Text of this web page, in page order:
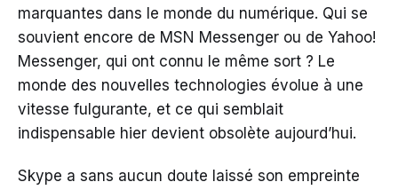
marquantes dans le monde du numérique. Qui se
souvient encore de MSN Messenger ou de Yahoo!
Messenger, qui ont connu le même sort ? Le
monde des nouvelles technologies évolue à une
vitesse fulgurante, et ce qui semblait
indispensable hier devient obsolète aujourd’hui.
Skype a sans aucun doute laissé son empreinte